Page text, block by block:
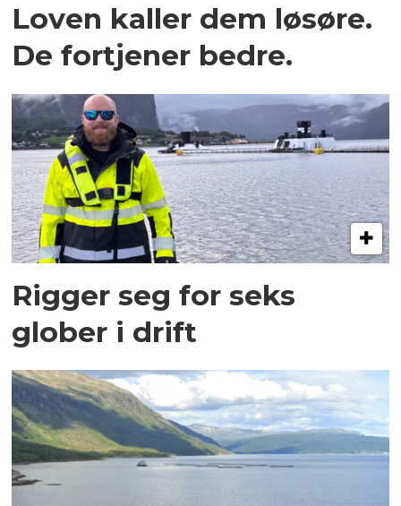
Loven kaller dem løsøre.
De fortjener bedre.
Rigger seg for seks
glober i drift